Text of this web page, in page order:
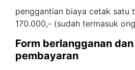
penggantian biaya cetak satu
170.000,- (sudah termasuk
Form berlangganan
pembayaran